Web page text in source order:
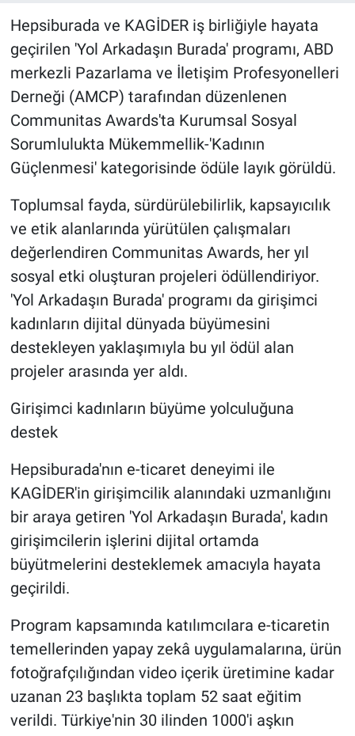
Hepsiburada ve KAGİDER iş birliğiyle hayata
geçirilen 'Yol Arkadaşın Burada' programı, ABD
merkezli Pazarlama ve İletişim Profesyonelleri
Derneği (AMCP) tarafından düzenlenen
Communitas Awards'ta Kurumsal Sosyal
Sorumlulukta Mükemmellik-'Kadının
Güçlenmesi' kategorisinde ödüle layık görüldü.
Toplumsal fayda, sürdürülebilirlik, kapsayıcılık
ve etik alanlarında yürütülen çalışmaları
değerlendiren Communitas Awards, her yıl
sosyal etki oluşturan projeleri ödüllendiriyor.
'Yol Arkadaşın Burada' programı da girişimci
kadınların dijital dünyada büyümesini
destekleyen yaklaşımıyla bu yıl ödül alan
projeler arasında yer aldı.
Girişimci kadınların büyüme yolculuğuna
destek
Hepsiburada'nın e-ticaret deneyimi ile
KAGİDER'in girişimcilik alanındaki uzmanlığını
bir araya getiren 'Yol Arkadaşın Burada', kadın
girişimcilerin işlerini dijital ortamda
büyütmelerini desteklemek amacıyla hayata
geçirildi.
Program kapsamında katılımcılara e-ticaretin
temellerinden yapay zekâ uygulamalarına, ürün
fotoğrafçılığından video içerik üretimine kadar
uzanan 23 başlıkta toplam 52 saat eğitim
verildi. Türkiye'nin 30 ilinden 1000'i aşkın